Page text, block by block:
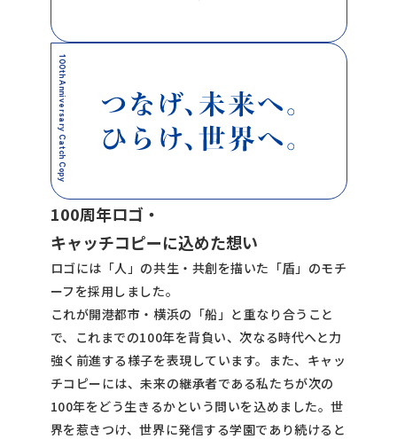
️100th Anniversary Catch Copy
100周年ロゴ・
キャッチコピーに込めた想い
ロゴには「人」の共生・共創を描いた「盾」のモチ
ーフを採用しました。
これが開港都市・横浜の「船」と重なり合うこと
で、これまでの100年を背負い、次なる時代へと力
強く前進する様子を表現しています。また、キャッ
チコピーには、未来の継承者である私たちが次の
100年をどう生きるかという問いを込めました。世
界を惹きつけ、世界に発信する学園であり続けると